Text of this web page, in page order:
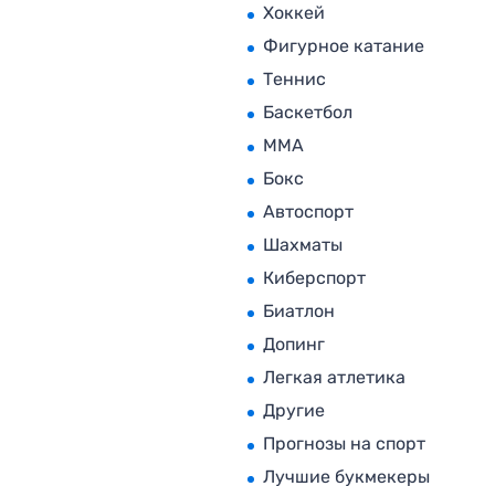
Хоккей
Фигурное катание
Теннис
Баскетбол
MMA
Бокс
Автоспорт
Шахматы
Киберспорт
Биатлон
Допинг
Легкая атлетика
Другие
Прогнозы на спорт
Лучшие букмекеры